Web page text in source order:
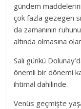
gündem
çok fazla gezegen
da zamanının
altında olmasına
Salı günkü
önemli bir dönemi
ihtimal dahilinde.
Venüs geçmişte